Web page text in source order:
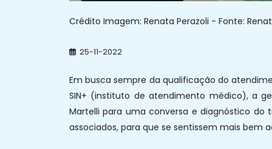
Crédito Imagem: Renata Perazoli - Fonte:
25-11-2022
Em busca sempre da qualificação do
SIN+ (instituto de atendimento médico), a
Martelli para uma conversa e diagnóstico do
associados, para que se sentissem mais bem